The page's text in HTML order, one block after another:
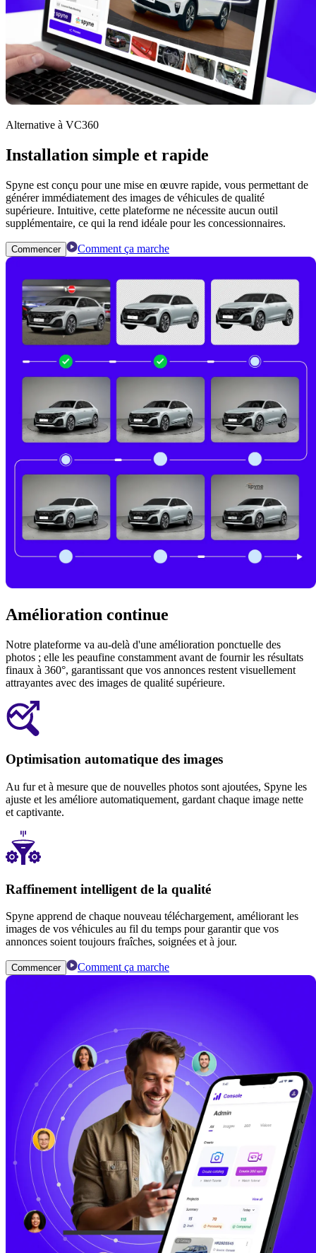
Alternative à VC360
Installation simple et rapide
Spyne est conçu pour une mise en œuvre rapide, vous permettant de
générer immédiatement des images de véhicules de qualité
supérieure. Intuitive, cette plateforme ne nécessite aucun outil
supplémentaire, ce qui la rend idéale pour les concessionnaires.
Commencer Comment ça marche
Amélioration continue
Notre plateforme va au-delà d'une amélioration ponctuelle des
photos ; elle les peaufine constamment avant de fournir les résultats
finaux à 360°, garantissant que vos annonces restent visuellement
attrayantes avec des images de qualité supérieure.
Optimisation automatique des images
Au fur et à mesure que de nouvelles photos sont ajoutées, Spyne les
ajuste et les améliore automatiquement, gardant chaque image nette
et captivante.
Raffinement intelligent de la qualité
Spyne apprend de chaque nouveau téléchargement, améliorant les
images de vos véhicules au fil du temps pour garantir que vos
annonces soient toujours fraîches, soignées et à jour.
Commencer Comment ça marche